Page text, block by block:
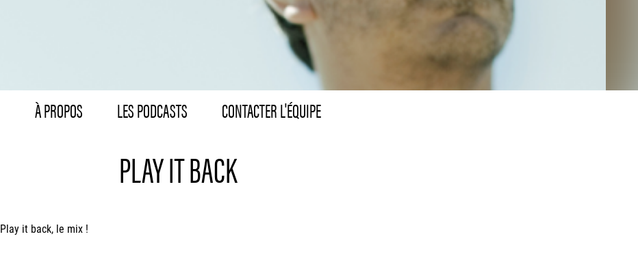
À PROPOS LES PODCASTS CONTACTER L'ÉQUIPE
PLAY IT BACK
Play it back, le mix !